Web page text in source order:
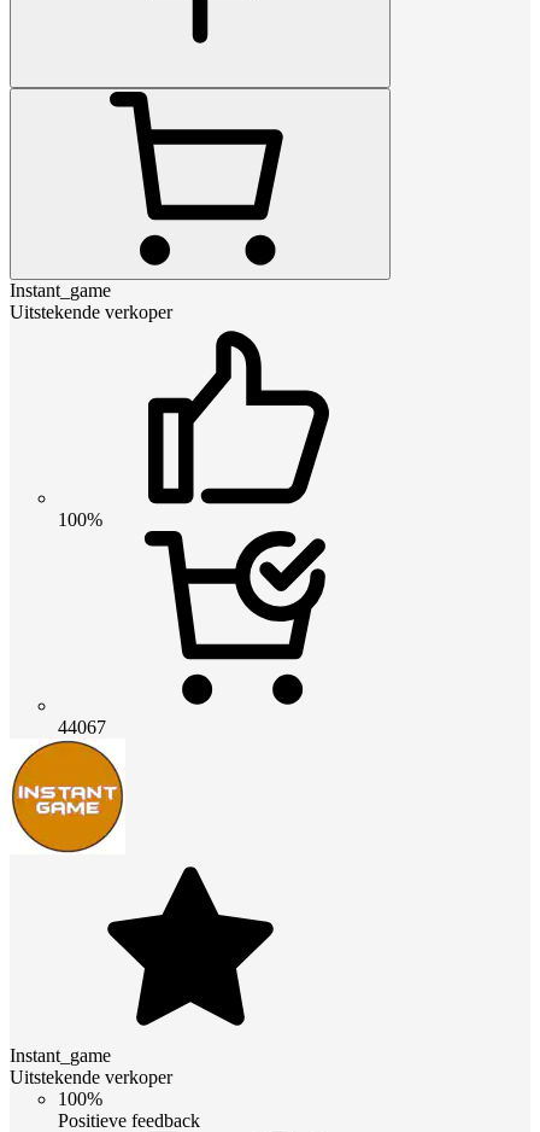
Instant_game
Uitstekende verkoper
100%
44067
Instant_game
Uitstekende verkoper
100%
Positieve feedback